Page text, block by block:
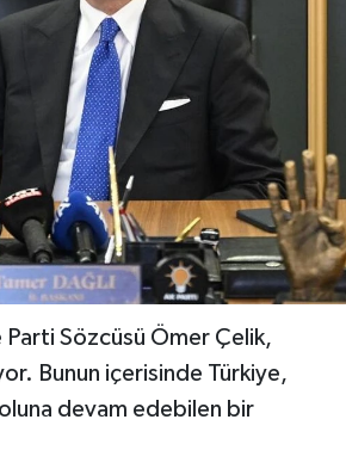
Parti Sözcüsü Ömer Çelik,
Bunun içerisinde Türkiye,
devam edebilen bir